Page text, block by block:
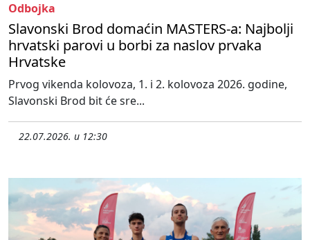
Odbojka
Slavonski Brod domaćin MASTERS-a: Najbolji
hrvatski parovi u borbi za naslov prvaka
Hrvatske
Prvog vikenda kolovoza, 1. i 2. kolovoza 2026. godine,
Slavonski Brod bit će sre...
22.07.2026. u 12:30